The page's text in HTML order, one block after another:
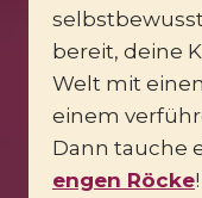
bereit, deine
Welt mit
einem
Dann tauche
engen Röcke